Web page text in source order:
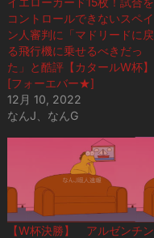
コントロールできないスペイ
ン人審判に「マドリードに戻
る飛行機に乗せるべきだっ
た」と酷評【カタールW杯】
[フォーエバー★]
12月 10, 2022
なんJ、なんG
【W杯決勝】 アルゼンチン